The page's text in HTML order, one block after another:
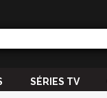
SÉRIES TV